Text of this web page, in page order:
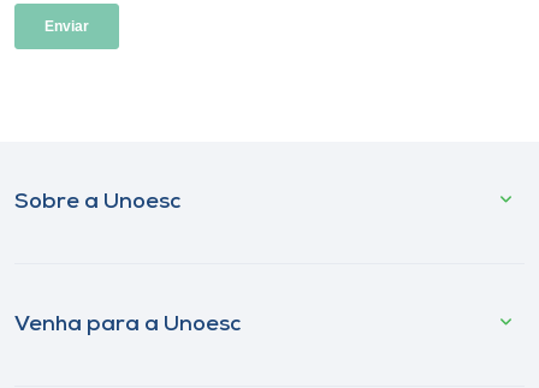
Sobre a Unoesc
Venha para a Unoesc